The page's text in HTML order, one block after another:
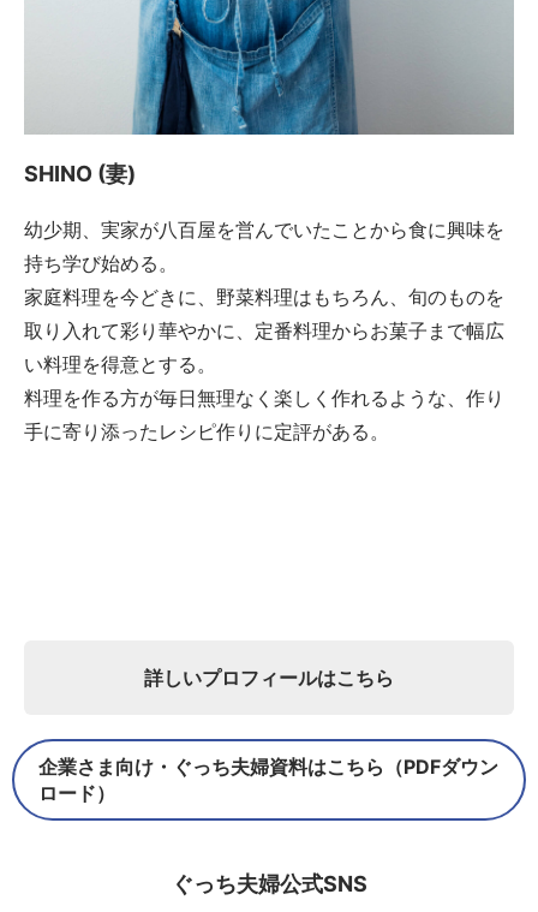
SHINO (妻)
幼少期、実家が八百屋を営んでいたことから食に興味を
持ち学び始める。
家庭料理を今どきに、野菜料理はもちろん、旬のものを
取り入れて彩り華やかに、定番料理からお菓子まで幅広
い料理を得意とする。
料理を作る方が毎日無理なく楽しく作れるような、作り
手に寄り添ったレシピ作りに定評がある。
詳しいプロフィールはこちら
企業さま向け・ぐっち夫婦資料はこちら（PDFダウン
ロード）
ぐっち夫婦公式SNS